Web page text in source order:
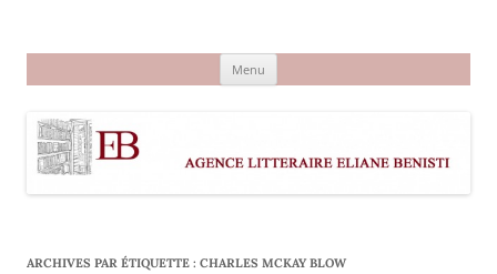
Menu
ARCHIVES PAR ÉTIQUETTE : CHARLES MCKAY BLOW